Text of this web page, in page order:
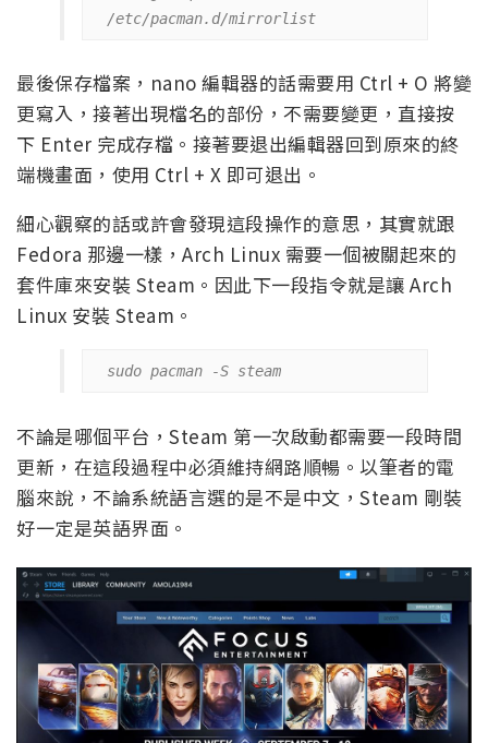
/etc/pacman.d/mirrorlist
最後保存檔案，nano 編輯器的話需要用 Ctrl + O 將變
更寫入，接著出現檔名的部份，不需要變更，直接按
下 Enter 完成存檔。接著要退出編輯器回到原來的終
端機畫面，使用 Ctrl + X 即可退出。
細心觀察的話或許會發現這段操作的意思，其實就跟
Fedora 那邊一樣，Arch Linux 需要一個被關起來的
套件庫來安裝 Steam。因此下一段指令就是讓 Arch
Linux 安裝 Steam。
sudo pacman -S steam
不論是哪個平台，Steam 第一次啟動都需要一段時間
更新，在這段過程中必須維持網路順暢。以筆者的電
腦來說，不論系統語言選的是不是中文，Steam 剛裝
好一定是英語界面。